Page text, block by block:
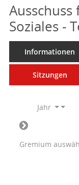
Soziales -
Informationen
Sitzungen
Jahr
Gremium